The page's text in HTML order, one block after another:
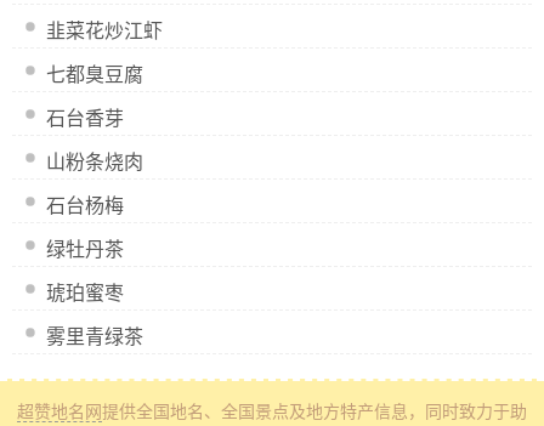
韭菜花炒江虾
七都臭豆腐
石台香芽
山粉条烧肉
石台杨梅
绿牡丹茶
琥珀蜜枣
雾里青绿茶
超赞地名网提供全国地名、全国景点及地方特产信息 ，同时致力于助